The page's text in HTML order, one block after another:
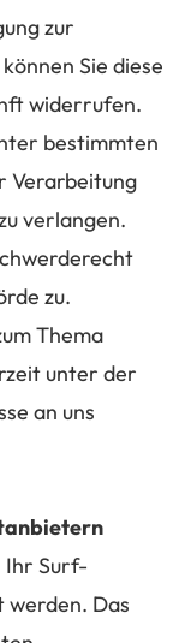
zur
Sie diese
widerrufen.
bestimmten
Verarbeitung
verlangen.
zu.
Thema
unter der
an uns
Ihr Surf-
Das